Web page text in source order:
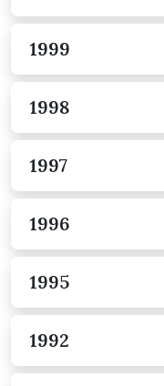
1999
1998
1997
1996
1995
1992